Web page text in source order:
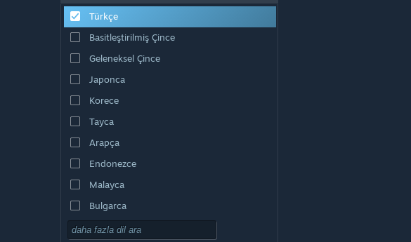
Türkçe
Basitleştirilmiş Çince
Geleneksel Çince
Japonca
Korece
Tayca
Arapça
Endonezce
Malayca
Bulgarca
Çekçe